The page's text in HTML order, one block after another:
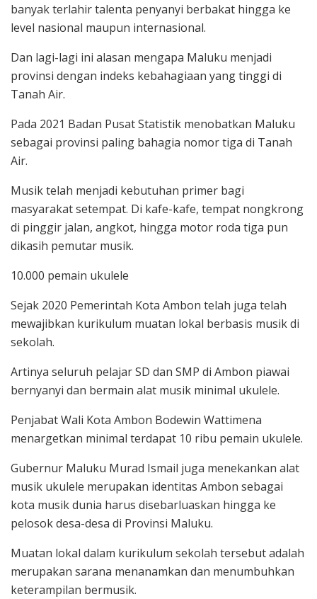
banyak terlahir talenta penyanyi berbakat hingga ke
level nasional maupun internasional.
Dan lagi-lagi ini alasan mengapa Maluku menjadi
provinsi dengan indeks kebahagiaan yang tinggi di
Tanah Air.
Pada 2021 Badan Pusat Statistik menobatkan Maluku
sebagai provinsi paling bahagia nomor tiga di Tanah
Air.
Musik telah menjadi kebutuhan primer bagi
masyarakat setempat. Di kafe-kafe, tempat nongkrong
di pinggir jalan, angkot, hingga motor roda tiga pun
dikasih pemutar musik.
10.000 pemain ukulele
Sejak 2020 Pemerintah Kota Ambon telah juga telah
mewajibkan kurikulum muatan lokal berbasis musik di
sekolah.
Artinya seluruh pelajar SD dan SMP di Ambon piawai
bernyanyi dan bermain alat musik minimal ukulele.
Penjabat Wali Kota Ambon Bodewin Wattimena
menargetkan minimal terdapat 10 ribu pemain ukulele.
Gubernur Maluku Murad Ismail juga menekankan alat
musik ukulele merupakan identitas Ambon sebagai
kota musik dunia harus disebarluaskan hingga ke
pelosok desa-desa di Provinsi Maluku.
Muatan lokal dalam kurikulum sekolah tersebut adalah
merupakan sarana menanamkan dan menumbuhkan
keterampilan bermusik.